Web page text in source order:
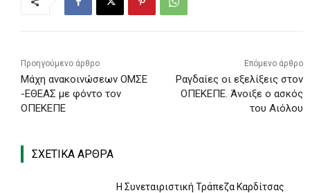
Προηγούμενο άρθρο
Μάχη ανακοινώσεων ΟΜΣΕ
-ΕΘΕΑΣ με φόντο τον
ΟΠΕΚΕΠΕ
Επόμενο άρθρο
Ραγδαίες οι εξελίξεις στον
ΟΠΕΚΕΠΕ. Άνοιξε ο ασκός
του Αιόλου
ΣΧΕΤΙΚΑ ΑΡΘΡΑ
Η Συνεταιριστική Τράπεζα Καρδίτσας